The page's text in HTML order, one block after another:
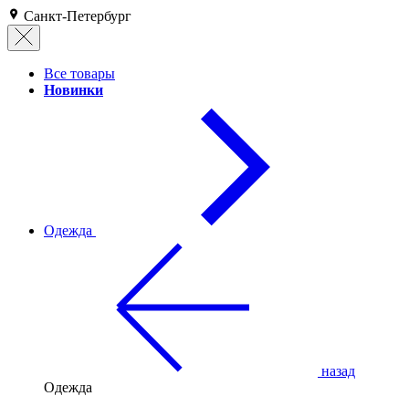
Санкт-Петербург
Все товары
Новинки
Одежда
назад
Одежда